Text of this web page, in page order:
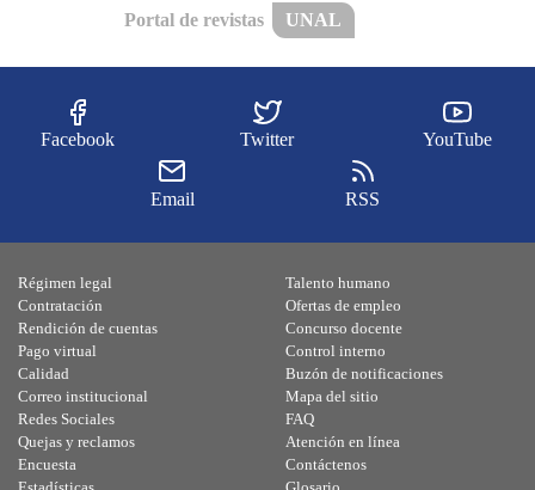
Portal de revistas UNAL
Facebook Twitter YouTube
Email RSS
Régimen legal
Contratación
Rendición de cuentas
Pago virtual
Calidad
Talento humano
Ofertas de empleo
Concurso docente
Control interno
Buzón de notificaciones
Correo institucional
Redes Sociales
Quejas y reclamos
Encuesta
Mapa del sitio
FAQ
Atención en línea
Contáctenos